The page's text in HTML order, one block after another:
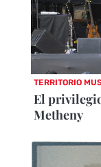
TERRITORIO
El
Metheny